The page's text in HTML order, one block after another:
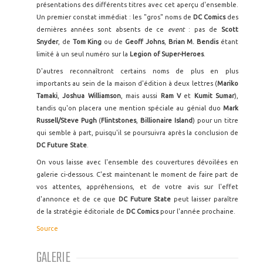
présentations des différents titres avec cet aperçu d'ensemble.
Un premier constat immédiat : les "gros" noms de DC Comics des
dernières années sont absents de ce event : pas de Scott
Snyder, de Tom King ou de Geoff Johns, Brian M. Bendis étant
limité à un seul numéro sur la Legion of Super-Heroes.
D'autres reconnaîtront certains noms de plus en plus
importants au sein de la maison d'édition à deux lettres (Mariko
Tamaki ,Joshua Williamson, mais aussi Ram V et Kumit Sumar),
tandis qu'on placera une mention spéciale au génial duo Mark
Russell/Steve Pugh (Flintstones, Billionaire Island) pour un titre
qui semble à part, puisqu'il se poursuivra après la conclusion de
DC Future State
On vous laisse avec l'ensemble des couvertures dévoilées en
galerie ci-dessous. C'est maintenant le moment de faire part de
vos attentes, appréhensions, et de votre avis sur l'effet
d'annonce et de ce que DC Future State peut laisser paraître
de la stratégie éditoriale de DC Comicspour l'année prochaine.
Source
GALERIE